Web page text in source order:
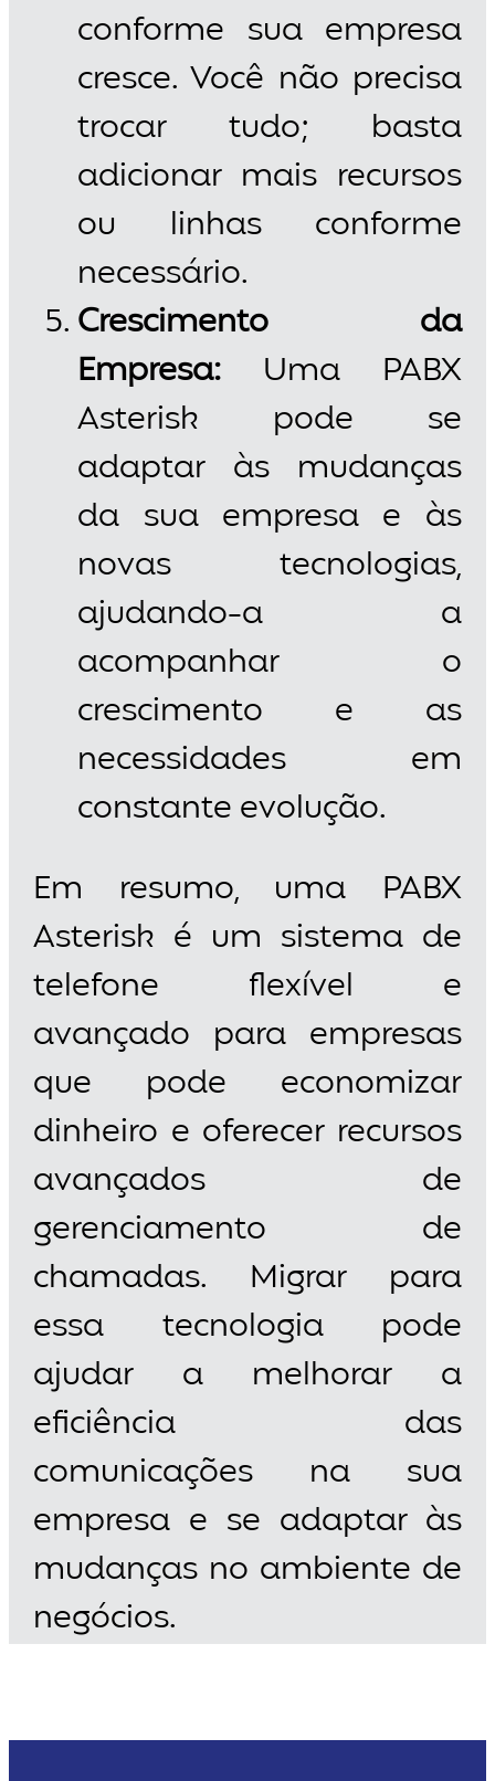
conforme sua empresa
cresce. Você não precisa
trocar tudo; basta
adicionar mais recursos
ou linhas conforme
necessário.
Crescimento da
Empresa: Uma PABX
Asterisk pode se
adaptar às mudanças
da sua empresa e às
novas tecnologias,
ajudando-a a
acompanhar o
crescimento e as
necessidades em
constante evolução.
Em resumo, uma PABX
Asterisk é um sistema de
telefone flexível e
avançado para empresas
que pode economizar
dinheiro e oferecer recursos
avançados de
gerenciamento de
chamadas. Migrar para
essa tecnologia pode
ajudar a melhorar a
eficiência das
comunicações na sua
empresa e se adaptar às
mudanças no ambiente de
negócios.